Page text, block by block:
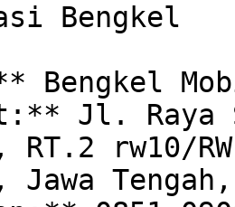
Bengkel
Bengkel
Jl. Raya
RT.2 rw10/
Jawa